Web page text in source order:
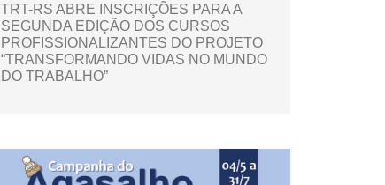
TRT-RS ABRE INSCRIÇÕES PARA A
SEGUNDA EDIÇÃO DOS CURSOS
PROFISSIONALIZANTES DO PROJETO
“TRANSFORMANDO VIDAS NO MUNDO
DO TRABALHO”